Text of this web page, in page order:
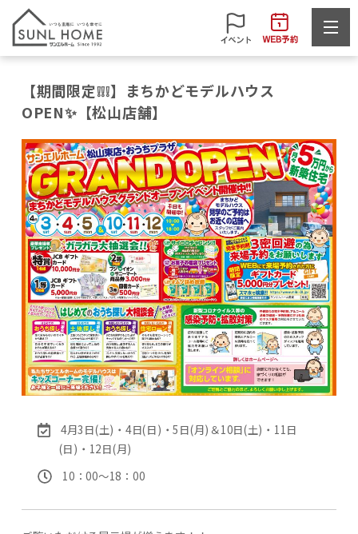
【期間限定❕❕❕】まちかどモデルハウス
OPEN✨【松山店舗】
4月3日(土)・4日(日)・5日(月)＆10日(土)・11日
(日)・12日(月)
10：00〜18：00